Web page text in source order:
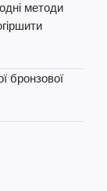
методи
бронзової